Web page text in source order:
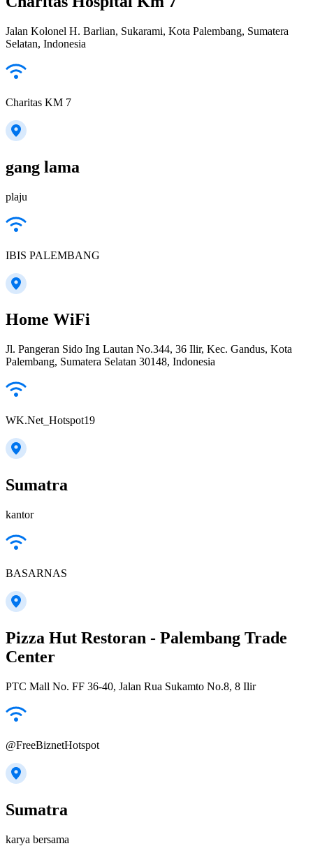
Jalan Kolonel H. Barlian, Sukarami, Kota Palembang, Sumatera
Selatan, Indonesia
Charitas KM 7
gang lama
plaju
IBIS PALEMBANG
Home WiFi
Jl. Pangeran Sido Ing Lautan No.344, 36 Ilir, Kec. Gandus, Kota
Palembang, Sumatera Selatan 30148, Indonesia
WK.Net_Hotspot19
Sumatra
kantor
BASARNAS
Pizza Hut Restoran - Palembang Trade
Center
PTC Mall No. FF 36-40, Jalan Rua Sukamto No.8, 8 Ilir
@FreeBiznetHotspot
Sumatra
karya bersama